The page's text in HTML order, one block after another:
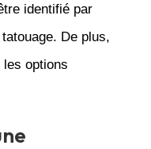
identifié par
De plus,
options